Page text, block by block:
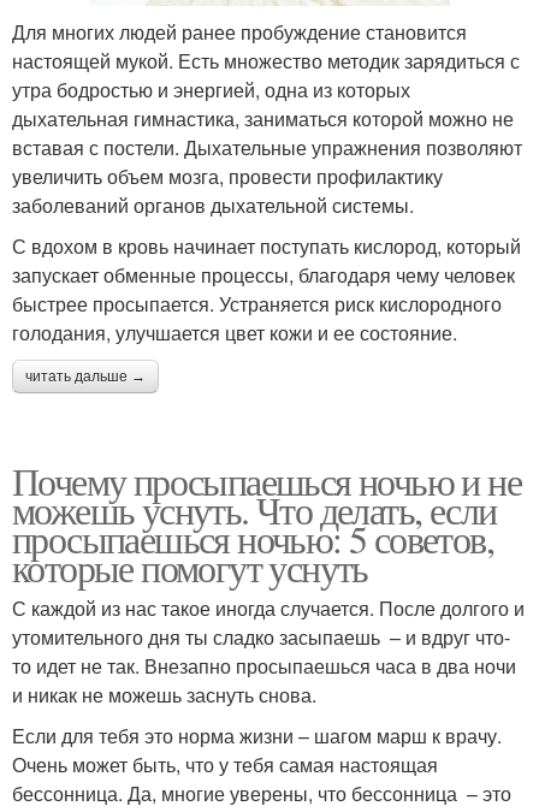
Для многих людей ранее пробуждение становится
настоящей мукой. Есть множество методик зарядиться с
утра бодростью и энергией, одна из которых
дыхательная гимнастика, заниматься которой можно не
вставая с постели. Дыхательные упражнения позволяют
увеличить объем мозга, провести профилактику
заболеваний органов дыхательной системы.
С вдохом в кровь начинает поступать кислород, который
запускает обменные процессы, благодаря чему человек
быстрее просыпается. Устраняется риск кислородного
голодания, улучшается цвет кожи и ее состояние.
читать дальше →
Почему просыпаешься ночью и не
можешь уснуть. Что делать, если
просыпаешься ночью: 5 советов,
которые помогут уснуть
С каждой из нас такое иногда случается. После долгого и
утомительного дня ты сладко засыпаешь – и вдруг что-
то идет не так. Внезапно просыпаешься часа в два ночи
и никак не можешь заснуть снова.
Если для тебя это норма жизни – шагом марш к врачу.
Очень может быть, что у тебя самая настоящая
бессонница. Да, многие уверены, что бессонница – это